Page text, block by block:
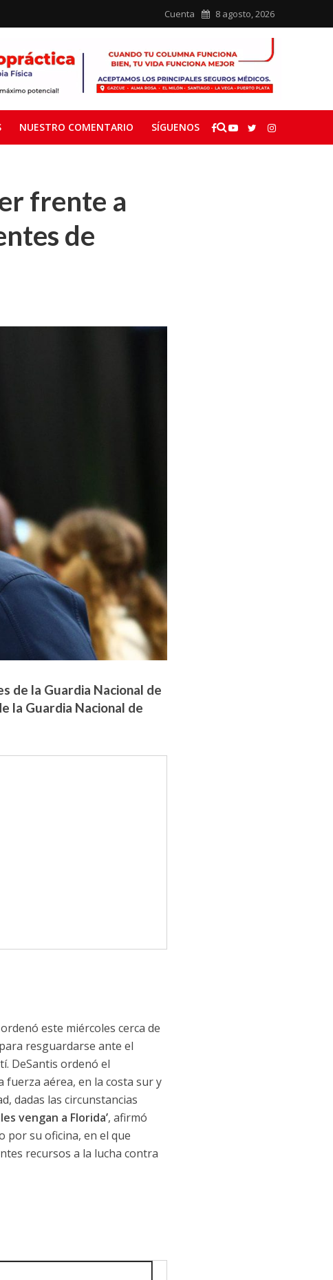
Cuenta 8 agosto, 2026
NUESTRO COMENTARIO SÍGUENOS
frente a
de
de la Guardia Nacional de
la Guardia Nacional de
este miércoles cerca de
resguardarse ante el
DeSantis ordenó el
fuerza aérea, en la costa sur y
dadas las circunstancias
vengan a Florida’, afirmó
por su oficina, en el que
recursos a la lucha contra